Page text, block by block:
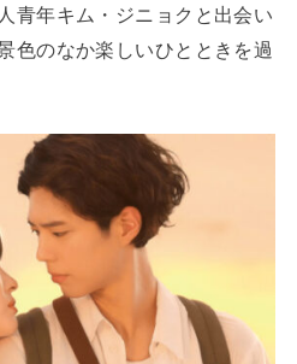
青年キム・ジニョクと出会い
色のなか楽しいひとときを過